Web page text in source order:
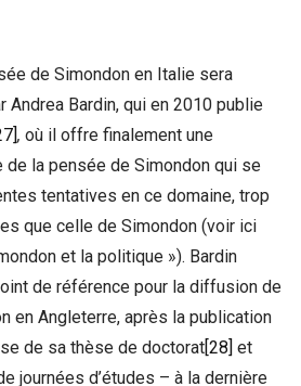
de Simondon en Italie sera
Andrea Bardin, qui en 2010 publie
, où il offre finalement une
la pensée de Simondon qui se
tentatives en ce domaine, trop
que celle de Simondon (voir ici
et la politique »). Bardin
de référence pour la diffusion de
en Angleterre, après la publication
de sa thèse de doctorat [28] et
journées d’études – à la dernière